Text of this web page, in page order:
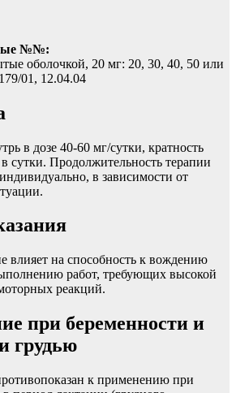
№№:
оболочкой, 20 мг: 20, 30, 40, 50 или
01, 12.04.04
в дозе 40-60 мг/сутки, кратность
сутки. Продолжительность терапии
в зависимости от
влияет на способность к вождению
работ, требующих высокой
реакций.
при беременности и
грудью
к применению при